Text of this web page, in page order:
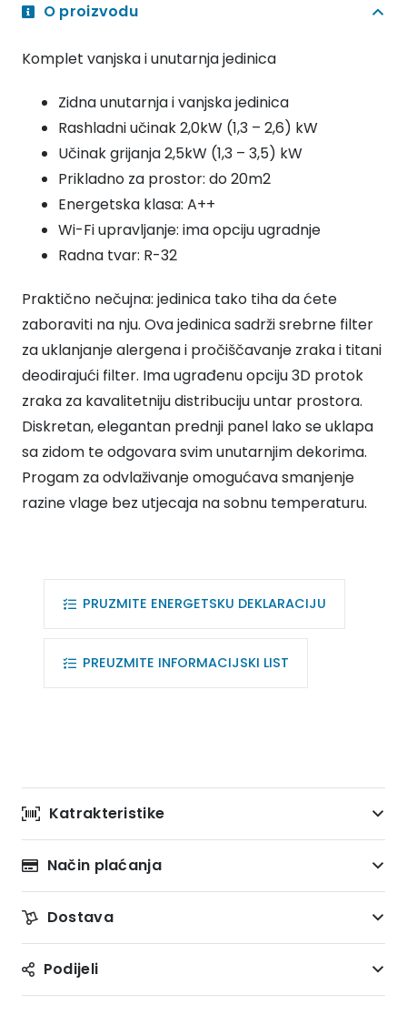
O proizvodu
Komplet vanjska i unutarnja jedinica
Zidna unutarnja i vanjska jedinica
Rashladni učinak 2,0kW (1,3 – 2,6) kW
Učinak grijanja 2,5kW (1,3 – 3,5) kW
Prikladno za prostor: do 20m2
Energetska klasa: A++
Wi-Fi upravljanje: ima opciju ugradnje
Radna tvar: R-32
Praktično nečujna: jedinica tako tiha da ćete
zaboraviti na nju. Ova jedinica sadrži srebrne filter
za uklanjanje alergena i pročiščavanje zraka i titani
deodirajući filter. Ima ugrađenu opciju 3D protok
zraka za kavalitetniju distribuciju untar prostora.
Diskretan, elegantan prednji panel lako se uklapa
sa zidom te odgovara svim unutarnjim dekorima.
Progam za odvlaživanje omogućava smanjenje
razine vlage bez utjecaja na sobnu temperaturu.
PRUZMITE ENERGETSKU DEKLARACIJU
PREUZMITE INFORMACIJSKI LIST
Katrakteristike
Način plaćanja
Dostava
Podijeli